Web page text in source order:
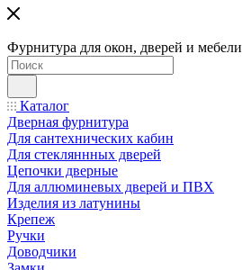
Фурнитура для окон, дверей и мебели
Каталог
Дверная фурнитура
Для сантехнических кабин
Для стекляннных дверей
Цепочки дверные
Для аллюминевых дверей и ПВХ
Изделия из латунины
Крепеж
Ручки
Доводчики